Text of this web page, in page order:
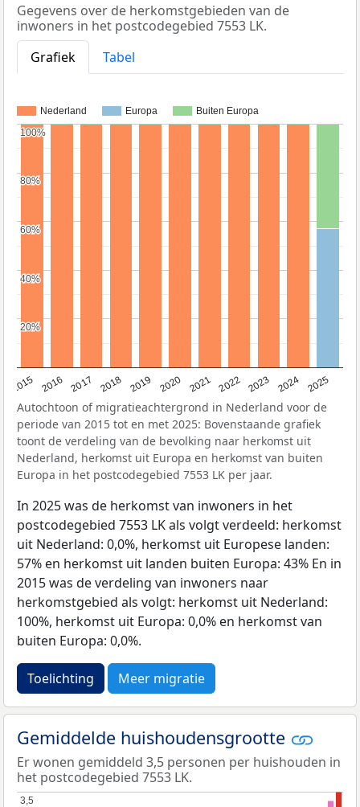
Gegevens over de herkomstgebieden van de
inwoners in het postcodegebied 7553 LK.
Grafiek
Tabel
Nederland Europa Buiten Europa
2015 2016 2017 2018 2019 2020 2021 2022 2023 2024 2025
20%
20%
40%
40%
60%
60%
80%
80%
100%
100%
Autochtoon of migratieachtergrond in Nederland voor de
periode van 2015 tot en met 2025: Bovenstaande grafiek
toont de verdeling van de bevolking naar herkomst uit
Nederland, herkomst uit Europa en herkomst van buiten
Europa in het postcodegebied 7553 LK per jaar.
In 2025 was de herkomst van inwoners in het
postcodegebied 7553 LK als volgt verdeeld: herkomst
uit Nederland: 0,0%, herkomst uit Europese landen:
57% en herkomst uit landen buiten Europa: 43% En in
2015 was de verdeling van inwoners naar
herkomstgebied als volgt: herkomst uit Nederland:
100%, herkomst uit Europa: 0,0% en herkomst van
buiten Europa: 0,0%.
Toelichting Meer migratie
Gemiddelde huishoudensgrootte
Er wonen gemiddeld 3,5 personen per huishouden in
het postcodegebied 7553 LK.
3,5
3,5